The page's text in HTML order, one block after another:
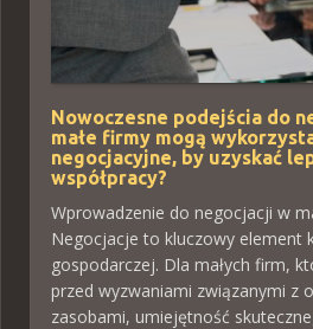
Nowoczesne podejścia do
małe firmy mogą
negocjacyjne, by uzyskać
współpracy?
Wprowadzenie do negocjacji w
Negocjacje to kluczowy element
gospodarczej. Dla małych firm,
przed wyzwaniami związanymi z
zasobami, umiejętność